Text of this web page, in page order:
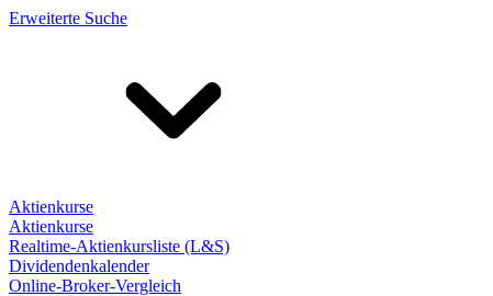
Erweiterte Suche
Aktienkurse
Aktienkurse
Realtime-Aktienkursliste (L&S)
Dividendenkalender
Online-Broker-Vergleich